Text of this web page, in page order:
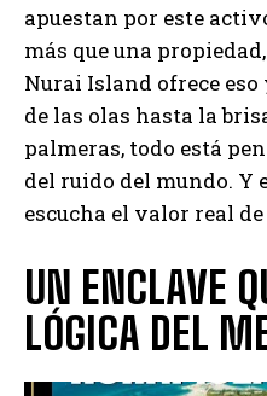
apuestan por este
más que una
Nurai Island ofrece eso
de las olas hasta la
palmeras, todo está
del ruido del mundo. Y
escucha el valor real
UN ENCLAVE
LÓGICA DEL